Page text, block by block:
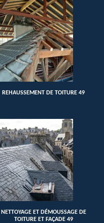
REHAUSSEMENT DE TOITURE 49
NETTOYAGE ET DÉMOUSSAGE DE
TOITURE ET FAÇADE 49